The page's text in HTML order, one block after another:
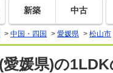
新築 中古
> 中国・四国 > 愛媛県 > 松山市
愛媛県)の